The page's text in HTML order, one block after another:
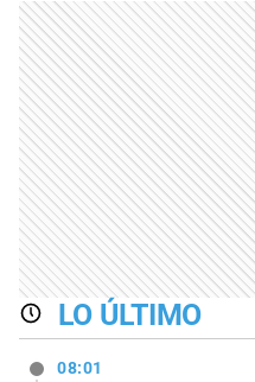
LO ÚLTIMO
08:01